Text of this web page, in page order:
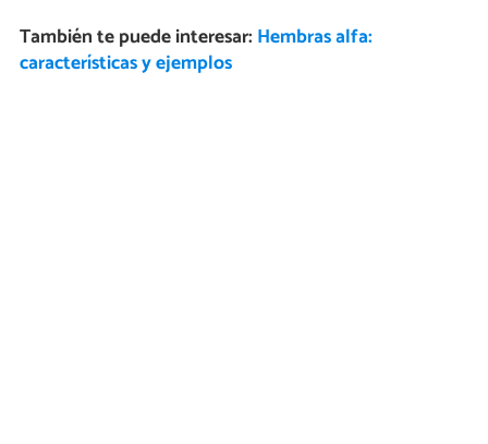
También te puede interesar: Hembras alfa:
características y ejemplos